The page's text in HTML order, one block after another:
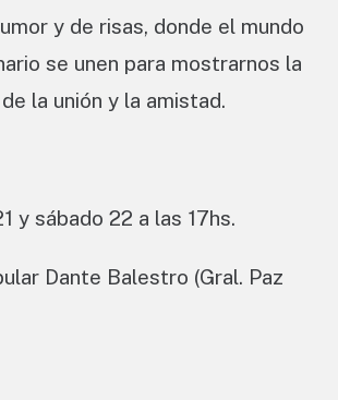
y de risas, donde el mundo
se unen para mostrarnos la
la unión y la amistad.
y sábado 22 a las 17hs.
Dante Balestro (Gral. Paz